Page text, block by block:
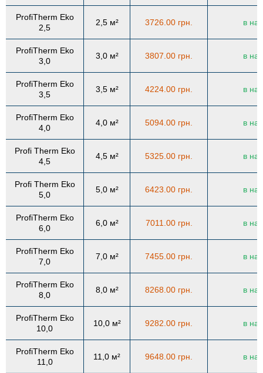
ProfiTherm Eko
2,5
2,5 м² 3726.00 грн. в
ProfiTherm Eko
3,0
3,0 м² 3807.00 грн. в
ProfiTherm Eko
3,5
3,5 м² 4224.00 грн. в
ProfiTherm Eko
4,0
4,0 м² 5094.00 грн. в
Profi Therm Eko
4,5
4,5 м² 5325.00 грн. в
Profi Therm Eko
5,0
5,0 м² 6423.00 грн. в
ProfiTherm Eko
6,0
6,0 м² 7011.00 грн. в
ProfiTherm Eko
7,0
7,0 м² 7455.00 грн. в
ProfiTherm Eko
8,0
8,0 м² 8268.00 грн. в
ProfiTherm Eko
10,0
10,0 м² 9282.00 грн. в
ProfiTherm Eko
11,0
11,0 м² 9648.00 грн. в